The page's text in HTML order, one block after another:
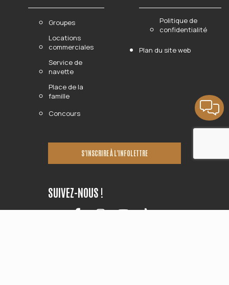
Groupes
Locations
commerciales
Service de
navette
Place de la
famille
Concours
Politique de
confidentialité
Plan du site web
S’INSCRIRE À L’INFOLETTRE
SUIVEZ-NOUS !